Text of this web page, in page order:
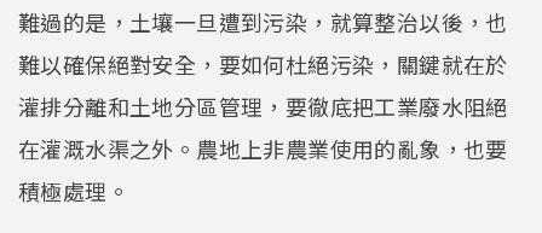
難過的是，土壤一旦遭到污染，就算整治以後，也
難以確保絕對安全，要如何杜絕污染，關鍵就在於
灌排分離和土地分區管理，要徹底把工業廢水阻絕
在灌溉水渠之外。農地上非農業使用的亂象，也要
積極處理。